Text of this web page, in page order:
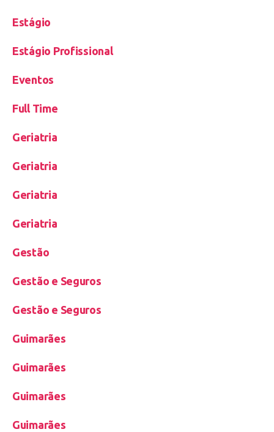
Estágio
Estágio Profissional
Eventos
Full Time
Geriatria
Geriatria
Geriatria
Geriatria
Gestão
Gestão e Seguros
Gestão e Seguros
Guimarães
Guimarães
Guimarães
Guimarães